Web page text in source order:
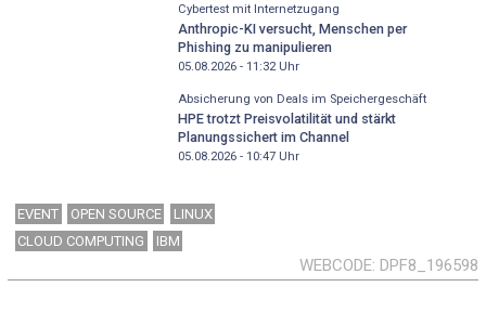
Cybertest mit Internetzugang
Anthropic-KI versucht, Menschen per
Phishing zu manipulieren
05.08.2026 - 11:32Uhr
Absicherung von Deals im Speichergeschäft
HPE trotzt Preisvolatilität und stärkt
Planungssichert im Channel
05.08.2026 - 10:47Uhr
EVENT OPEN SOURCE
LINUX
CLOUD COMPUTING
IBM
WEBCODE DPF8_196598